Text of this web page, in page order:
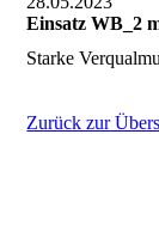
Einsatz WB_2
Starke
Zurück zur